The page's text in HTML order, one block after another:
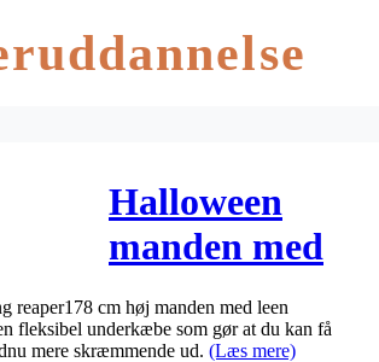
Halloween
manden med
leen, 150 cm
reaper178 cm høj manden med leen
fleksibel underkæbe som gør at du kan få
mere skræmmende ud. (Læs mere)